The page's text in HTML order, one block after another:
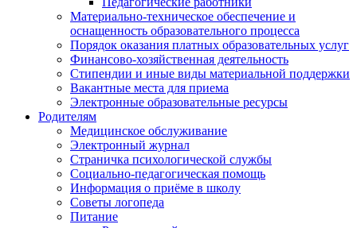
Материально-техническое обеспечение и
оснащенность образовательного процесса
Порядок оказания платных образовательных услуг
Финансово-хозяйственная деятельность
Стипендии и иные виды материальной поддержки
Вакантные места для приема
Электронные образовательные ресурсы
Родителям
Медицинское обслуживание
Электронный журнал
Страничка психологической службы
Социально-педагогическая помощь
Информация о приёме в школу
Советы логопеда
Питание